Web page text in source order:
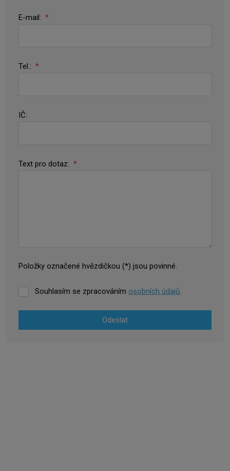
E-mail: *
Tel.: *
IČ:
Text pro dotaz: *
Položky označené hvězdičkou (*) jsou povinné.
Souhlasím se zpracováním osobních údajů.
Odeslat